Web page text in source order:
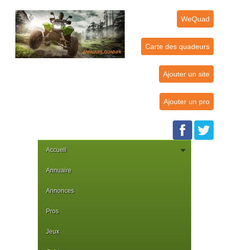
WeQuad
Carte des quadeurs
Ajouter un site
Ajouter un pro
Accueil
Annuaire
Annonces
Pros
Jeux